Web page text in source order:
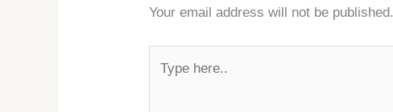
Your email address will not be published.